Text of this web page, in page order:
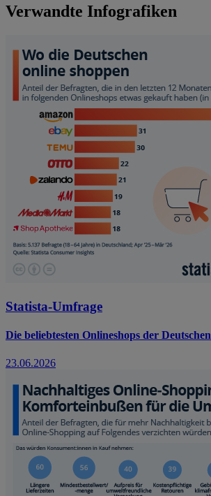
Verwandte Infografiken
Statista-Umfrage
Die beliebtesten Onlineshops der Deutschen
23.06.2026